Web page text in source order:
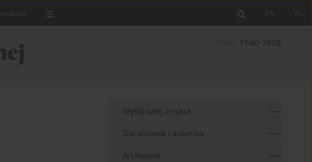
PL
EN
1640-1808
Wyślij swój artykuł
Dla autorek i autorów
Archiwum